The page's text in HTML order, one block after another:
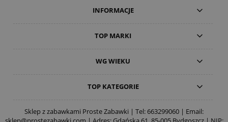
INFORMACJE
TOP MARKI
WG WIEKU
TOP KATEGORIE
Sklep z zabawkami Proste Zabawki | Tel:663299060 | Email: